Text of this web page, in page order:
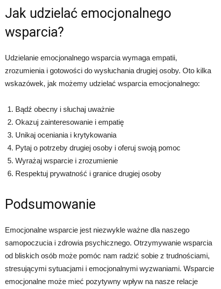
Jak udzielać emocjonalnego
wsparcia?
Udzielanie emocjonalnego wsparcia wymaga empatii,
zrozumienia i gotowości do wysłuchania drugiej osoby. Oto kilka
wskazówek, jak możemy udzielać wsparcia emocjonalnego:
Bądź obecny i słuchaj uważnie
Okazuj zainteresowanie i empatię
Unikaj oceniania i krytykowania
Pytaj o potrzeby drugiej osoby i oferuj swoją pomoc
Wyrażaj wsparcie i zrozumienie
Respektuj prywatność i granice drugiej osoby
Podsumowanie
Emocjonalne wsparcie jest niezwykle ważne dla naszego
samopoczucia i zdrowia psychicznego. Otrzymywanie wsparcia
od bliskich osób może pomóc nam radzić sobie z trudnościami,
stresującymi sytuacjami i emocjonalnymi wyzwaniami. Wsparcie
emocjonalne może mieć pozytywny wpływ na nasze relacje